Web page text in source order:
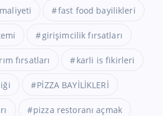
fast food bayilikleri
girişimcilik fırsatları
fırsatları karli is fikirleri
PİZZA BAYİLİKLERİ
pizza restoranı açmak